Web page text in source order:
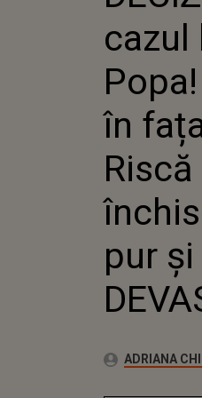
cazul
în
pur
Autor:ADRIANA